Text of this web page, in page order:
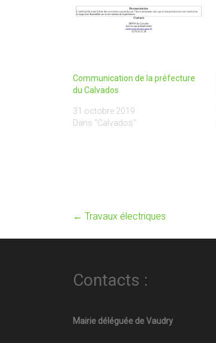
Communication de la préfecture
du Calvados
31 octobre 2019
Dans "Calvados"
← Travaux électriques
Contacts :
Mairie déléguée de Vaudry